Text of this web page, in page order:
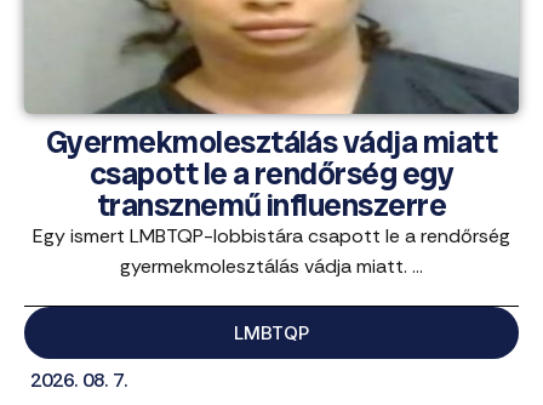
Gyermekmolesztálás vádja miatt
csapott le a rendőrség egy
transznemű influenszerre
Egy ismert LMBTQP-lobbistára csapott le a rendőrség
gyermekmolesztálás vádja miatt. ...
LMBTQP
2026. 08. 7.